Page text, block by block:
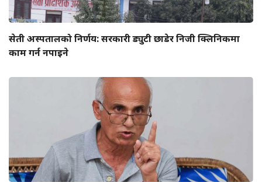
सेती अस्पतालको निर्णय: सरकारी ड्युटी छाडेर निजी क्लिनिकमा
काम गर्न नपाइने